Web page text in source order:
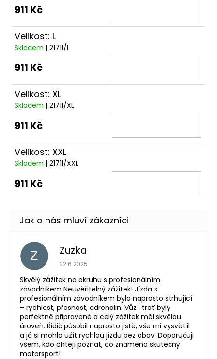
911 Kč
Velikost: L
Skladem | 21711/L
911 Kč
Velikost: XL
Skladem | 21711/XL
911 Kč
Velikost: XXL
Skladem | 21711/XXL
911 Kč
Z Zuzka
Hodnocení obchodu je 5 z 5 hvězdiček.
22.6.2025
Skvělý zážitek na okruhu s profesionálním
závodníkem Neuvěřitelný zážitek! Jízda s
profesionálním závodníkem byla naprosto strhující
– rychlost, přesnost, adrenalin. Vůz i trať byly
perfektně připravené a celý zážitek měl skvělou
úroveň. Řidič působil naprosto jistě, vše mi vysvětlil
a já si mohla užít rychlou jízdu bez obav. Doporučuji
všem, kdo chtějí poznat, co znamená skutečný
motorsport!
875
Kč